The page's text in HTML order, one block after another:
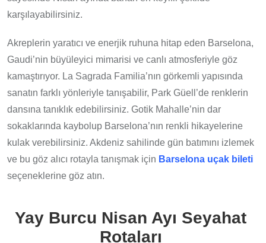
karşılayabilirsiniz.
Akreplerin yaratıcı ve enerjik ruhuna hitap eden Barselona,
Gaudi’nin büyüleyici mimarisi ve canlı atmosferiyle göz
kamaştırıyor. La Sagrada Familia’nın görkemli yapısında
sanatın farklı yönleriyle tanışabilir, Park Güell’de renklerin
dansına tanıklık edebilirsiniz. Gotik Mahalle’nin dar
sokaklarında kaybolup Barselona’nın renkli hikayelerine
kulak verebilirsiniz. Akdeniz sahilinde gün batımını izlemek
ve bu göz alıcı rotayla tanışmak için Barselona uçak bileti
seçeneklerine göz atın.
Yay Burcu Nisan Ayı Seyahat
Rotaları